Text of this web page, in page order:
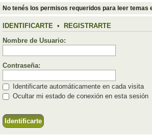
No tenés los permisos requeridos para leer temas
IDENTIFICARTE • REGISTRARTE
Nombre de Usuario:
Contraseña:
Identificarte automáticamente en cada visita
Ocultar mi estado de conexión en esta sesión